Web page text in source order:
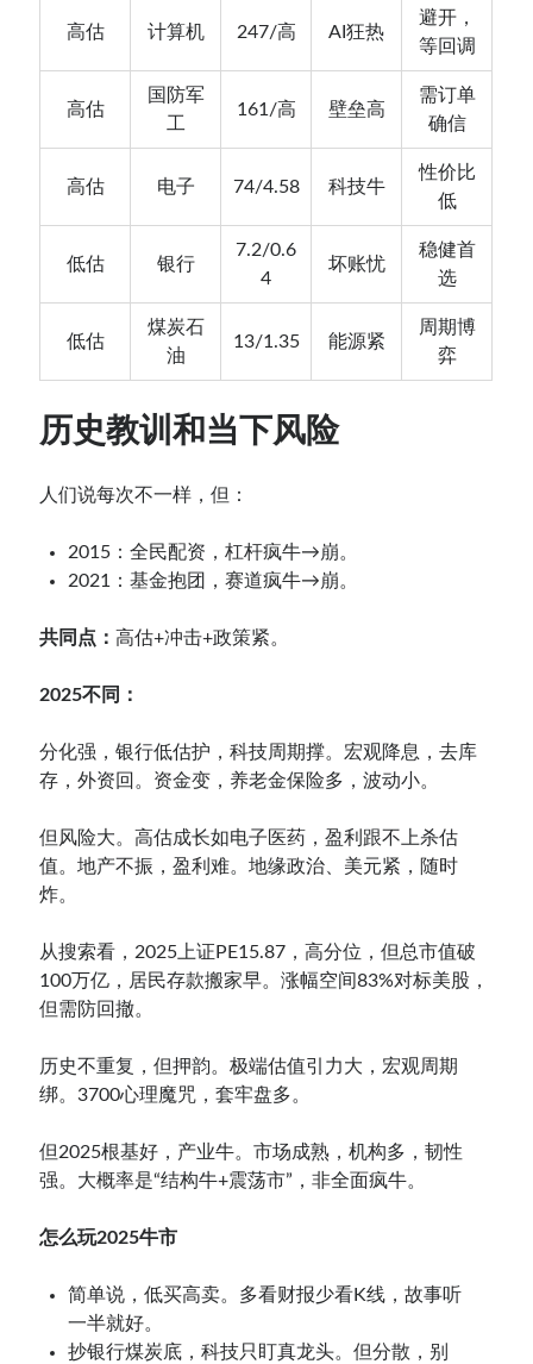
高估 计算机 247/高 AI狂热
避开，
等回调
高估
国防军
工
161/高 壁垒高
需订单
确信
高估 电子 74/4.58 科技牛
性价比
低
低估 银行
7.2/0.6
4
坏账忧
稳健首
选
低估
煤炭石
油
13/1.35 能源紧
周期博
弈
历史教训和当下风险
人们说每次不一样，但：
2015：全民配资，杠杆疯牛→崩。
2021：基金抱团，赛道疯牛→崩。
共同点：高估+冲击+政策紧。
2025不同：
分化强，银行低估护，科技周期撑。宏观降息，去库
存，外资回。资金变，养老金保险多，波动小。
但风险大。高估成长如电子医药，盈利跟不上杀估
值。地产不振，盈利难。地缘政治、美元紧，随时
炸。
从搜索看，2025上证PE15.87，高分位，但总市值破
100万亿，居民存款搬家早。涨幅空间83%对标美股，
但需防回撤。
历史不重复，但押韵。极端估值引力大，宏观周期
绑。3700心理魔咒，套牢盘多。
但2025根基好，产业牛。市场成熟，机构多，韧性
强。大概率是“结构牛+震荡市”，非全面疯牛。
怎么玩2025牛市
简单说，低买高卖。多看财报少看K线，故事听
一半就好。
抄银行煤炭底，科技只盯真龙头。但分散，别